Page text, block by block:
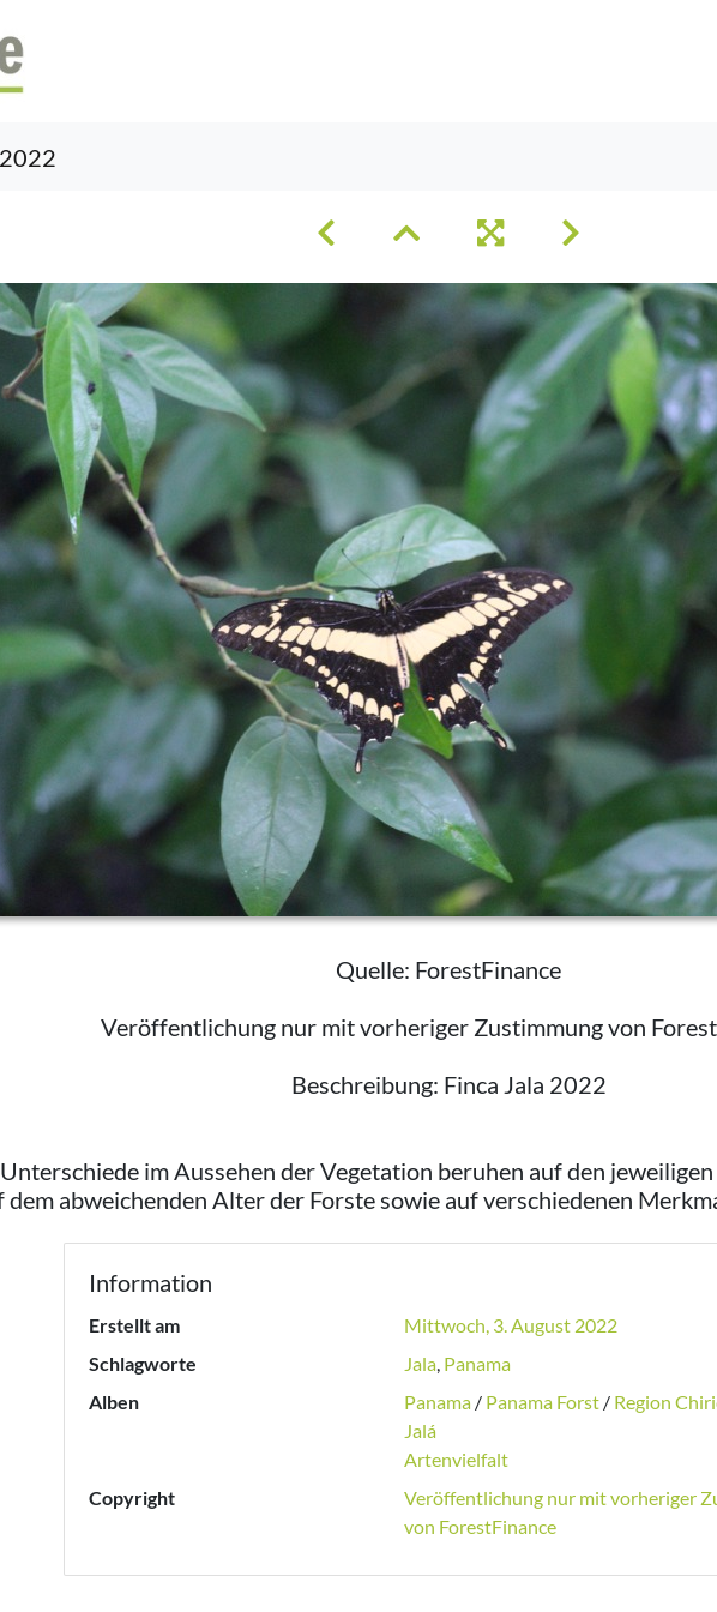
Quelle: ForestFinance
Veröffentlichung nur mit vorheriger Zustimmung von
Beschreibung: Finca Jala 2022
im Aussehen der Vegetation beruhen auf den
dem abweichenden Alter der Forste sowie auf verschiedenen
Information
Erstellt am
Mittwoch, 3. August 2022
Schlagworte
Jala, Panama
Alben
Panama/ Panama Forst/ Region
Jalá
Artenvielfalt
Copyright
Veröffentlichung nur mit vorheriger
von ForestFinance